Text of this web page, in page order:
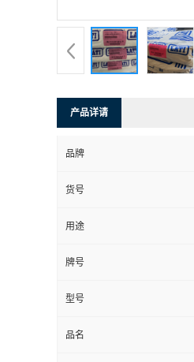
产品详请
品牌
货号
用途
牌号
型号
品名